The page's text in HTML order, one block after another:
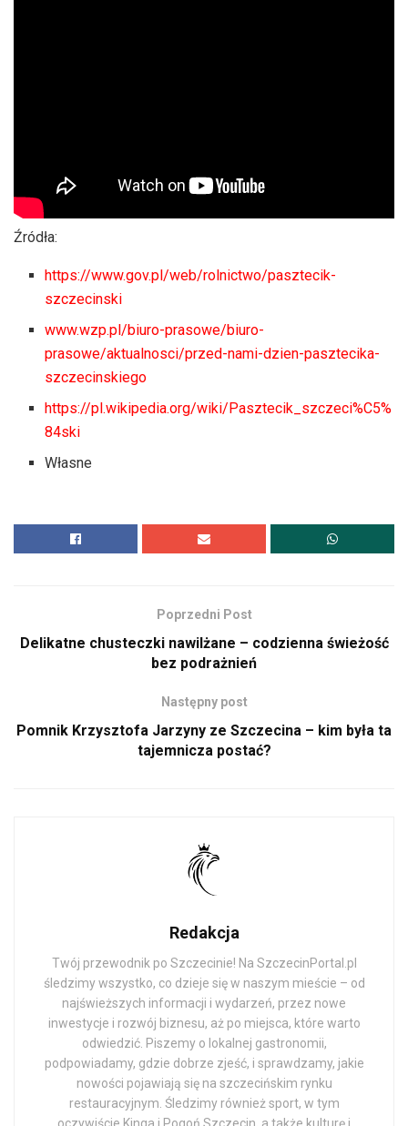
Źródła:
https://www.gov.pl/web/rolnictwo/pasztecik-
szczecinski
www.wzp.pl/biuro-prasowe/biuro-
prasowe/aktualnosci/przed-nami-dzien-pasztecika-
szczecinskiego
https://pl.wikipedia.org/wiki/Pasztecik_szczeci%C5%
84ski
Własne
Poprzedni Post
Delikatne chusteczki nawilżane – codzienna świeżość
bez podrażnień
Następny post
Pomnik Krzysztofa Jarzyny ze Szczecina – kim była ta
tajemnicza postać?
Redakcja
Twój przewodnik po Szczecinie! Na SzczecinPortal.pl
śledzimy wszystko, co dzieje się w naszym mieście – od
najświeższych informacji i wydarzeń, przez nowe
inwestycje i rozwój biznesu, aż po miejsca, które warto
odwiedzić. Piszemy o lokalnej gastronomii,
podpowiadamy, gdzie dobrze zjeść, i sprawdzamy, jakie
nowości pojawiają się na szczecińskim rynku
restauracyjnym. Śledzimy również sport, w tym
oczywiście Kinga i Pogoń Szczecin, a także kulturę i